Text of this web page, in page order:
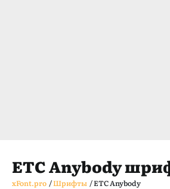
ETC Anybody
xFont.pro /Шрифты /ETC Anybody